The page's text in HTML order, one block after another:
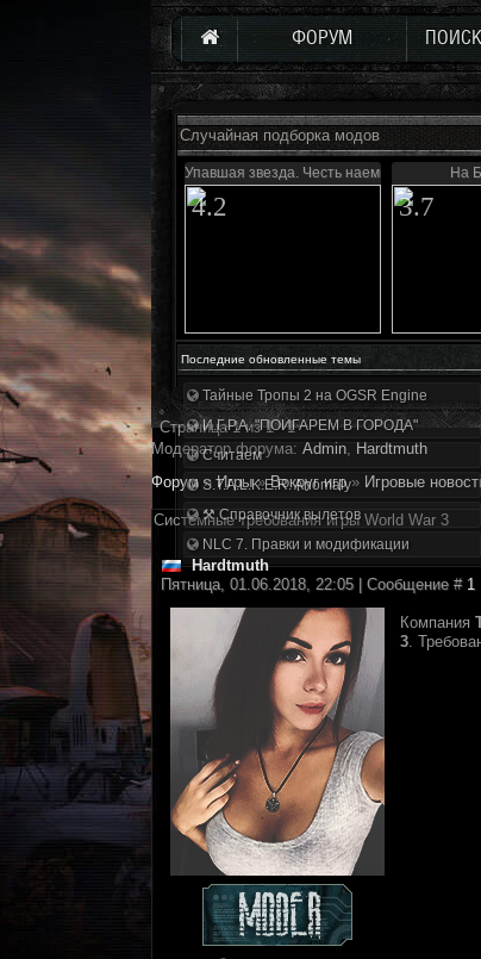
ФОРУМ ПОИСК
Случайная подборка модов
Упавшая звезда. Честь наемника
4.2
На
3.7
Последние обновленные темы
Тайные Тропы 2 на OGSR Engine
И.Г.Р.А. "ПОИГАРЕМ В ГОРОДА"
Считаем
S.T.A.L.K.E.R. Anomaly
⚒ Справочник вылетов
NLC 7. Правки и модификации
Страница1из1
1
Модератор форума: Аdmin, Hardtmuth
Форум » Игры » Вокруг игр » Игровые
Системные требования игры World War 3
Hardtmuth
Пятница, 01.06.2018, 22:05 | Сообщение # 1
Компания
3.